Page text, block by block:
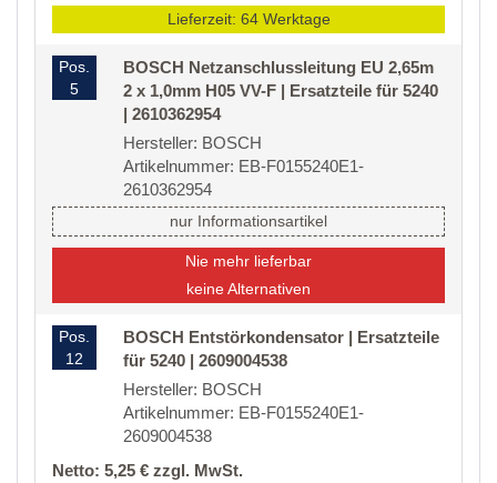
Lieferzeit: 64 Werktage
Pos.
5
BOSCH Netzanschlussleitung EU 2,65m
2 x 1,0mm H05 VV-F | Ersatzteile für 5240
| 2610362954
Hersteller: BOSCH
Artikelnummer: EB-F0155240E1-
2610362954
nur Informationsartikel
Nie mehr lieferbar
keine Alternativen
Pos.
12
BOSCH Entstörkondensator | Ersatzteile
für 5240 | 2609004538
Hersteller: BOSCH
Artikelnummer: EB-F0155240E1-
2609004538
Netto: 5,25 € zzgl. MwSt.